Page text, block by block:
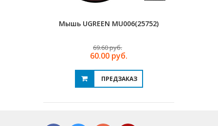
Мышь UGREEN MU006(25752)
69.60 руб.
60.00 руб.
ПРЕДЗАКАЗ